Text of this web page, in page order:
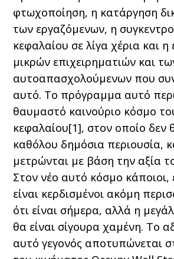
φτωχοποίηση, η κατάργηση
των εργαζόμενων, η
κεφαλαίου σε λίγα χέρια και
μικρών επιχειρηματιών και
αυτοαπασχολούμενων που
αυτό. Το πρόγραμμα αυτό
θαυμαστό καινούριο κόσμο
κεφαλαίου[1], στον οποίο δεν
καθόλου δημόσια περιουσία,
μετρώνται με βάση την αξία
Στον νέο αυτό κόσμο κάποιοι,
είναι κερδισμένοι ακόμη
ότι είναι σήμερα, αλλά η
θα είναι σίγουρα χαμένη. Το
αυτό γεγονός αποτυπώνεται